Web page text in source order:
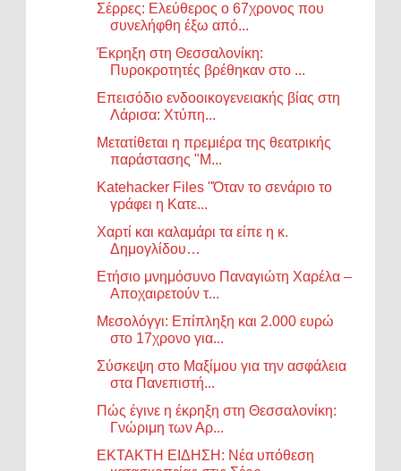
Σέρρες: Ελεύθερος ο 67χρονος που
συνελήφθη έξω από...
Έκρηξη στη Θεσσαλονίκη:
Πυροκροτητές βρέθηκαν στο ...
Επεισόδιο ενδοοικογενειακής βίας στη
Λάρισα: Χτύπη...
Μετατίθεται η πρεμιέρα της θεατρικής
παράστασης "Μ...
Katehacker Files "Όταν το σενάριο το
γράφει η Κατε...
Χαρτί και καλαμάρι τα είπε η κ.
Δημογλίδου…
Ετήσιο μνημόσυνο Παναγιώτη Χαρέλα –
Αποχαιρετούν τ...
Μεσολόγγι: Επίπληξη και 2.000 ευρώ
στο 17χρονο για...
Σύσκεψη στο Μαξίμου για την ασφάλεια
στα Πανεπιστή...
Πώς έγινε η έκρηξη στη Θεσσαλονίκη:
Γνώριμη των Αρ...
ΕΚΤΑΚΤΗ ΕΙΔΗΣΗ: Νέα υπόθεση